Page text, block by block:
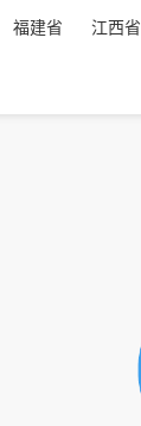
福建省 江西省